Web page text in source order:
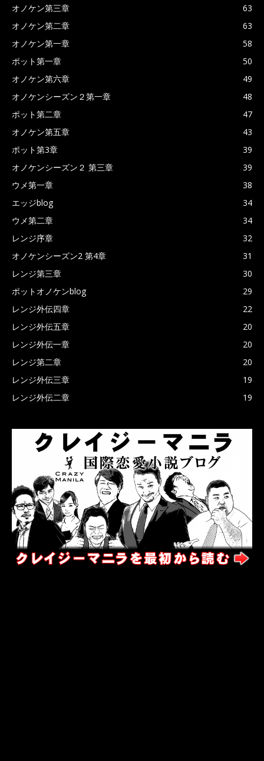
オノケン第三章
63
オノケン第二章
63
オノケン第一章
58
ポット第一章
50
オノケン第六章
49
オノケンシーズン２第一章
48
ポット第二章
47
オノケン第五章
43
ポット第3章
39
オノケンシーズン２ 第三章
39
ウメ第一章
38
エッジblog
34
ウメ第二章
34
レンジ序章
32
オノケンシーズン2 第4章
31
レンジ第三章
30
ポットオノケンblog
29
レンジ外伝四章
22
レンジ外伝五章
20
レンジ外伝一章
20
レンジ第二章
20
レンジ外伝三章
19
レンジ外伝二章
19